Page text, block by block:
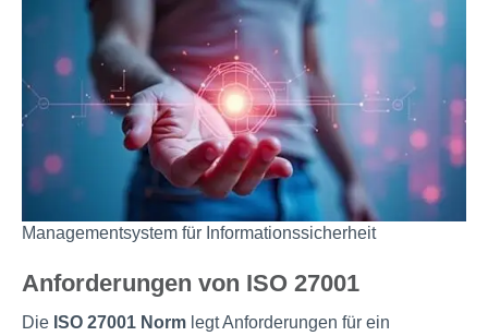
Managementsystem für Informationssicherheit
Anforderungen von ISO 27001
Die ISO 27001 Normlegt Anforderungen für ein